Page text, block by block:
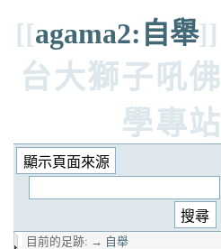
[[agama2:自舉]]
台大獅子吼佛
學專站
目前的足跡: → 自舉